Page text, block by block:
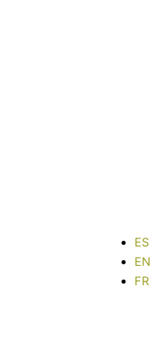
ES
EN
FR